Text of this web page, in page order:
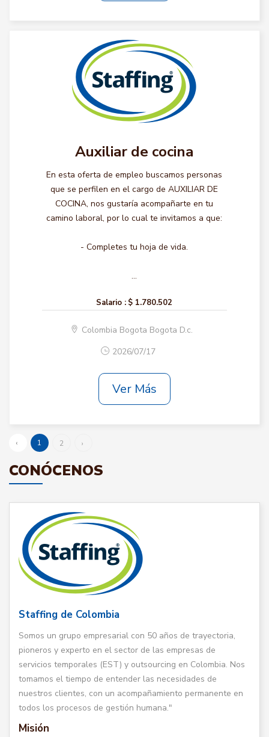
Auxiliar de cocina
En esta oferta de empleo buscamos personas
que se perfilen en el cargo de AUXILIAR DE
COCINA, nos gustaría acompañarte en tu
camino laboral, por lo cual te invitamos a que:
- Completes tu hoja de vida.
...
Salario : $ 1.780.502
Colombia Bogota Bogota D.c.
2026/07/17
Ver Más
‹ 1 2 ›
CONÓCENOS
Staffing de Colombia
Somos un grupo empresarial con 50 años de trayectoria,
pioneros y experto en el sector de las empresas de
servicios temporales (EST) y outsourcing en Colombia. Nos
tomamos el tiempo de entender las necesidades de
nuestros clientes, con un acompañamiento permanente en
todos los procesos de gestión humana."
Misión